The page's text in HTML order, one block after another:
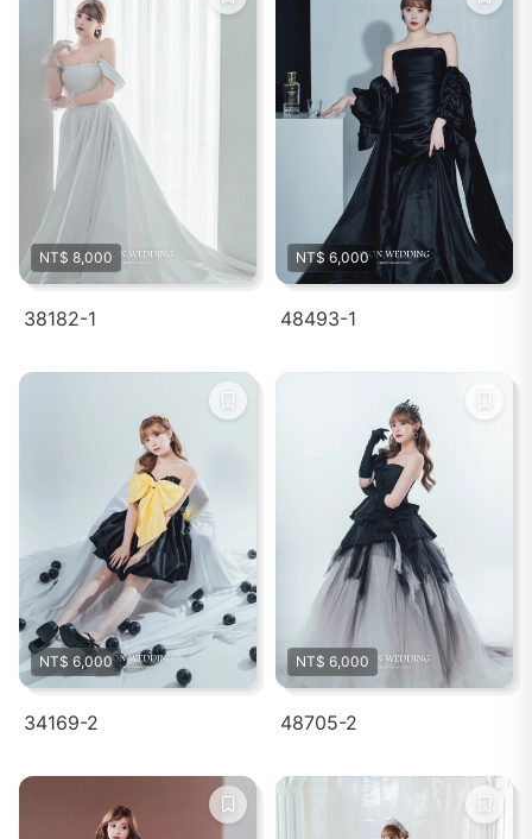
NT$ 8,000
38182-1
NT$ 6,000
48493-1
NT$ 6,000
34169-2
NT$ 6,000
48705-2